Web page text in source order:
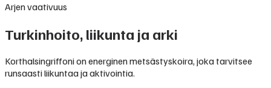
Arjen vaativuus
Turkinhoito, liikunta ja arki
Korthalsingriffoni on energinen metsästyskoira, joka tarvitsee
runsaasti liikuntaa ja aktivointia.